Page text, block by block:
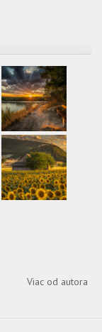
Viac od autora